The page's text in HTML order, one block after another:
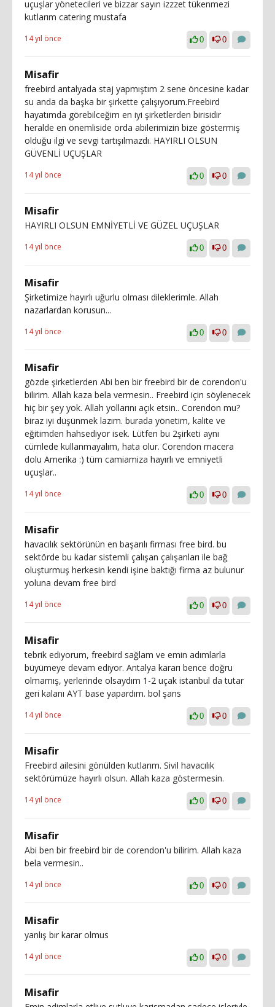
uçuşlar yönetecileri ve bizzar sayın izzzet tükenmezi
kutlarım catering mustafa
14 yıl önce 0 0
Misafir
freebird antalyada staj yapmıştım 2 sene öncesine kadar
su anda da başka bir şirkette çalışıyorum.Freebird
hayatımda görebilceğim en iyi şirketlerden birisidir
heralde en önemliside orda abilerimizin bize göstermiş
olduğu ilgi ve sevgi tartışılmazdı. HAYIRLI OLSUN
GÜVENLİ UÇUŞLAR
14 yıl önce 0 0
Misafir
HAYIRLI OLSUN EMNİYETLİ VE GÜZEL UÇUŞLAR
14 yıl önce 0 0
Misafir
Şirketimize hayırlı uğurlu olması dileklerimle. Allah
nazarlardan korusun...
14 yıl önce 0 0
Misafir
gözde şirketlerden Abi ben bir freebird bir de corendon'u
bilirim. Allah kaza bela vermesin.. Freebird için söylenecek
hiç bir şey yok. Allah yollarını açık etsin.. Corendon mu?
biraz iyi düşünmek lazım. burada yönetim, kalite ve
eğitimden hahsediyor isek. Lütfen bu 2şirketi aynı
cümlede kullanmayalım, hata olur. Corendon macera
dolu Amerika :) tüm camiamiza hayırlı ve emniyetli
uçuşlar..
14 yıl önce 0 0
Misafir
havacılık sektörünün en başarılı firması free bird. bu
sektörde bu kadar sistemli çalışan çalışanları ile bağ
oluşturmuş herkesin kendi işine baktığı firma az bulunur
yoluna devam free bird
14 yıl önce 0 0
Misafir
tebrik ediyorum, freebird sağlam ve emin adımlarla
büyümeye devam ediyor. Antalya kararı bence doğru
olmamış, yerlerinde olsaydım 1-2 uçak istanbul da tutar
geri kalanı AYT base yapardım. bol şans
14 yıl önce 0 0
Misafir
Freebird ailesini gönülden kutlarım. Sivil havacılık
sektörümüze hayırlı olsun. Allah kaza göstermesin.
14 yıl önce 0 0
Misafir
Abi ben bir freebird bir de corendon'u bilirim. Allah kaza
bela vermesin..
14 yıl önce 0 0
Misafir
yanlış bır karar olmus
14 yıl önce 0 0
Misafir